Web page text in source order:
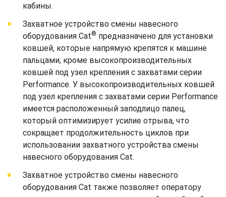
кабины.
Захватное устройство смены навесного
оборудования Cat® предназначено для установки
ковшей, которые напрямую крепятся к машине
пальцами, кроме высокопроизводительных
ковшей под узел крепления с захватами серии
Performance. У высокопроизводительных ковшей
под узел крепления с захватами серии Performance
имеется расположенный заподлицо палец,
который оптимизирует усилие отрыва, что
сокращает продолжительность циклов при
использовании захватного устройства смены
навесного оборудования Cat.
Захватное устройство смены навесного
оборудования Cat также позволяет оператору